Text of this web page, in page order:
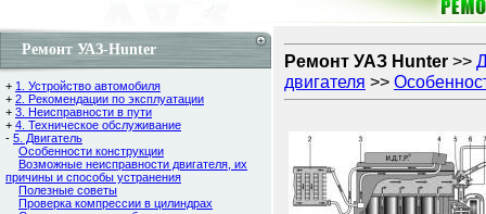
Ремонт УАЗ-Hunter
+ 1. Устройство автомобиля
+ 2. Рекомендации по эксплуатации
+ 3. Неисправности в пути
+ 4. Техническое обслуживание
- 5. Двигатель
Особенности конструкции
Возможные неисправности двигателя, их
причины и способы устранения
Полезные советы
Проверка компрессии в цилиндрах
Ремонт УАЗ Hunter >>
двигателя >>